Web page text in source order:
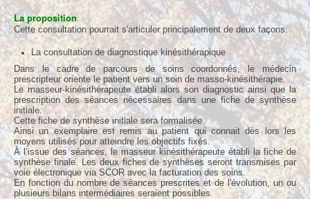
La proposition
Cette consultation pourrait s'articuler principalement de deux façons:
La consultation de diagnostique kinésithérapique
Dans le cadre de parcours de soins coordonnés, le médecin
prescripteur oriente le patient vers un soin de masso-kinésithérapie.
Le masseur-kinésithérapeute établi alors son diagnostic ainsi que la
prescription des séances nécessaires dans une fiche de synthèse
initiale.
Cette fiche de synthèse initiale sera formalisée.
Ainsi un exemplaire est remis au patient qui connait dès lors les
moyens utilisés pour atteindre les objectifs fixés.
À l’issue des séances, le masseur kinésithérapeute établi la fiche de
synthèse finale. Les deux fiches de synthèses seront transmises par
voie électronique via SCOR avec la facturation des soins.
En fonction du nombre de séances prescrites et de l'évolution, un ou
plusieurs bilans intermédiaires seraient possibles.